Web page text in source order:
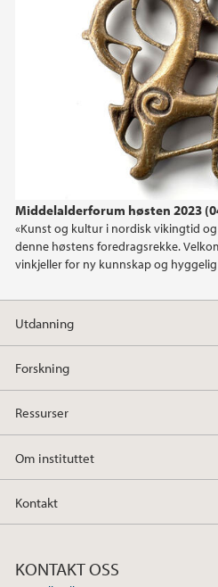
Middelalderforum høsten 2023
«Kunst og kultur i nordisk vikingtid
denne høstens foredragsrekke.
vinkjeller for ny kunnskap og
mars
2025
2024
2023
2022
2021
2020
2019
2018
2017
2016
2015
Utdanning
Forskning
Ressurser
Om instituttet
Kontakt
KONTAKT OSS